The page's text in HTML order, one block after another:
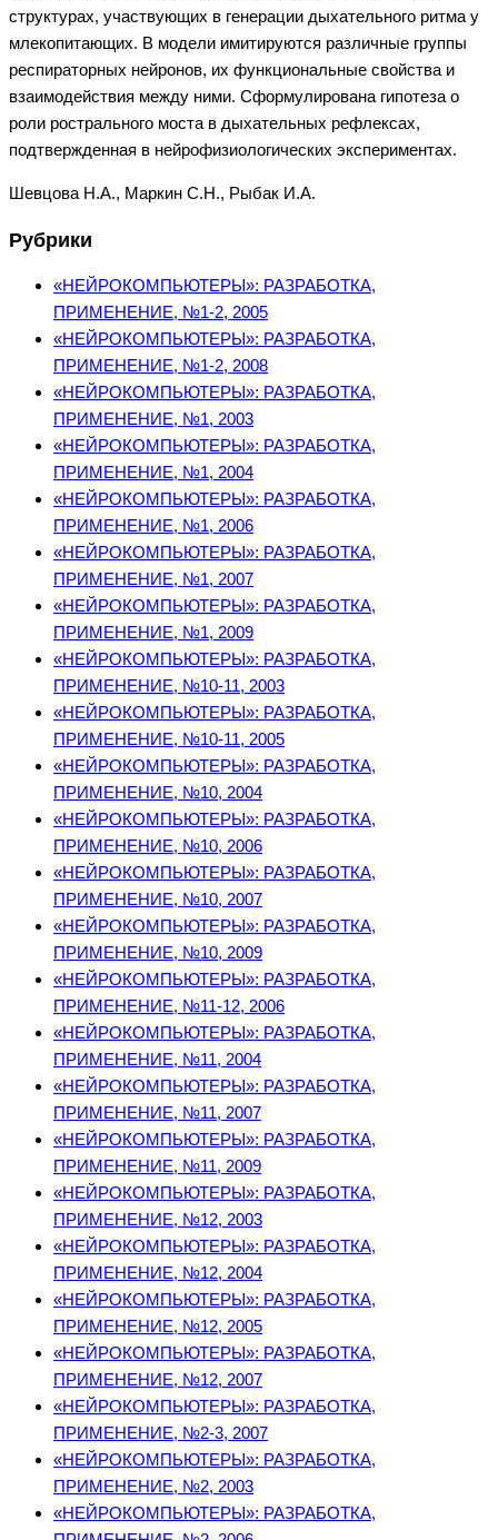
структурах, участвующих в генерации дыхательного ритма у
млекопитающих. В модели имитируются различные группы
респираторных нейронов, их функциональные свойства и
взаимодействия между ними. Сформулирована гипотеза о
роли рострального моста в дыхательных рефлексах,
подтвержденная в нейрофизиологических экспериментах.
Шевцова Н.А., Маркин С.Н., Рыбак И.А.
Рубрики
«НЕЙРОКОМПЬЮТЕРЫ»: РАЗРАБОТКА,
ПРИМЕНЕНИЕ, №1-2, 2005
«НЕЙРОКОМПЬЮТЕРЫ»: РАЗРАБОТКА,
ПРИМЕНЕНИЕ, №1-2, 2008
«НЕЙРОКОМПЬЮТЕРЫ»: РАЗРАБОТКА,
ПРИМЕНЕНИЕ, №1, 2003
«НЕЙРОКОМПЬЮТЕРЫ»: РАЗРАБОТКА,
ПРИМЕНЕНИЕ, №1, 2004
«НЕЙРОКОМПЬЮТЕРЫ»: РАЗРАБОТКА,
ПРИМЕНЕНИЕ, №1, 2006
«НЕЙРОКОМПЬЮТЕРЫ»: РАЗРАБОТКА,
ПРИМЕНЕНИЕ, №1, 2007
«НЕЙРОКОМПЬЮТЕРЫ»: РАЗРАБОТКА,
ПРИМЕНЕНИЕ, №1, 2009
«НЕЙРОКОМПЬЮТЕРЫ»: РАЗРАБОТКА,
ПРИМЕНЕНИЕ, №10-11, 2003
«НЕЙРОКОМПЬЮТЕРЫ»: РАЗРАБОТКА,
ПРИМЕНЕНИЕ, №10-11, 2005
«НЕЙРОКОМПЬЮТЕРЫ»: РАЗРАБОТКА,
ПРИМЕНЕНИЕ, №10, 2004
«НЕЙРОКОМПЬЮТЕРЫ»: РАЗРАБОТКА,
ПРИМЕНЕНИЕ, №10, 2006
«НЕЙРОКОМПЬЮТЕРЫ»: РАЗРАБОТКА,
ПРИМЕНЕНИЕ, №10, 2007
«НЕЙРОКОМПЬЮТЕРЫ»: РАЗРАБОТКА,
ПРИМЕНЕНИЕ, №10, 2009
«НЕЙРОКОМПЬЮТЕРЫ»: РАЗРАБОТКА,
ПРИМЕНЕНИЕ, №11-12, 2006
«НЕЙРОКОМПЬЮТЕРЫ»: РАЗРАБОТКА,
ПРИМЕНЕНИЕ, №11, 2004
«НЕЙРОКОМПЬЮТЕРЫ»: РАЗРАБОТКА,
ПРИМЕНЕНИЕ, №11, 2007
«НЕЙРОКОМПЬЮТЕРЫ»: РАЗРАБОТКА,
ПРИМЕНЕНИЕ, №11, 2009
«НЕЙРОКОМПЬЮТЕРЫ»: РАЗРАБОТКА,
ПРИМЕНЕНИЕ, №12, 2003
«НЕЙРОКОМПЬЮТЕРЫ»: РАЗРАБОТКА,
ПРИМЕНЕНИЕ, №12, 2004
«НЕЙРОКОМПЬЮТЕРЫ»: РАЗРАБОТКА,
ПРИМЕНЕНИЕ, №12, 2005
«НЕЙРОКОМПЬЮТЕРЫ»: РАЗРАБОТКА,
ПРИМЕНЕНИЕ, №12, 2007
«НЕЙРОКОМПЬЮТЕРЫ»: РАЗРАБОТКА,
ПРИМЕНЕНИЕ, №2-3, 2007
«НЕЙРОКОМПЬЮТЕРЫ»: РАЗРАБОТКА,
ПРИМЕНЕНИЕ, №2, 2003
«НЕЙРОКОМПЬЮТЕРЫ»: РАЗРАБОТКА,